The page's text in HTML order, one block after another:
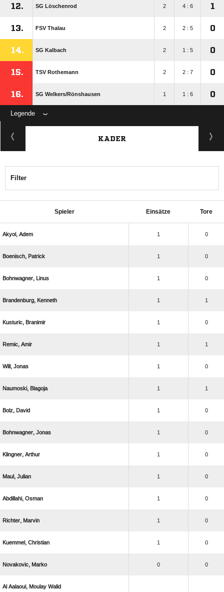
12. SG Löschenrod 2 4 : 6 1
13. FSV Thalau 2 2 : 5 0
14. SG Kalbach 2 1 : 5 0
15. TSV Rothemann 2 2 : 7 0
16. SG Welkers/​Rönshausen 1 1 : 6 0
Legende
KADER
Filter
Spieler Einsätze Tore
  1 0
  1 0
  1 0
  1 1
  1 0
  1 1
  1 0
  1 1
  1 0
  1 0
  1 0
  1 0
  1 0
  1 0
  1 0
  0 0
   